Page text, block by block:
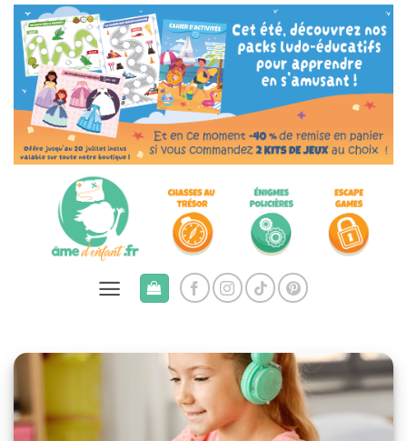
Passer
contenu